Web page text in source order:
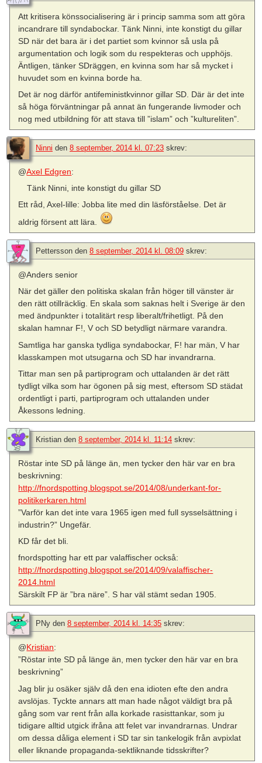
Att kritisera könssocialisering är i princip samma som att göra
incandrare till syndabockar. Tänk Ninni, inte konstigt du gillar
SD när det bara är i det partiet som kvinnor så usla på
argumentation och logik som du respekteras och upphöjs.
Äntligen, tänker SDräggen, en kvinna som har så mycket i
huvudet som en kvinna borde ha.
Det är nog därför antifeministkvinnor gillar SD. Där är det inte
så höga förväntningar på annat än fungerande livmoder och
nog med utbildning för att stava till ”islam” och ”kultureliten”.
Ninni den 8 september, 2014 kl. 07:23 skrev:
@Axel Edgren:
Tänk Ninni, inte konstigt du gillar SD
Ett råd, Axel-lille: Jobba lite med din läsförståelse. Det är
aldrig försent att lära.
Pettersson den 8 september, 2014 kl. 08:09 skrev:
@Anders senior
När det gäller den politiska skalan från höger till vänster är
den rätt otillräcklig. En skala som saknas helt i Sverige är den
med ändpunkter i totalitärt resp liberalt/frihetligt. På den
skalan hamnar F!, V och SD betydligt närmare varandra.
Samtliga har ganska tydliga syndabockar, F! har män, V har
klasskampen mot utsugarna och SD har invandrarna.
Tittar man sen på partiprogram och uttalanden är det rätt
tydligt vilka som har ögonen på sig mest, eftersom SD städat
ordentligt i parti, partiprogram och uttalanden under
Åkessons ledning.
Kristian den 8 september, 2014 kl. 11:14 skrev:
Röstar inte SD på länge än, men tycker den här var en bra
beskrivning:
http://fnordspotting.blogspot.se/2014/08/underkant-for-
politikerkaren.html
”Varför kan det inte vara 1965 igen med full sysselsättning i
industrin?” Ungefär.
KD får det bli.
fnordspotting har ett par valaffischer också:
http://fnordspotting.blogspot.se/2014/09/valaffischer-
2014.html
Särskilt FP är ”bra näre”. S har väl stämt sedan 1905.
PNy den 8 september, 2014 kl. 14:35 skrev:
@Kristian:
”Röstar inte SD på länge än, men tycker den här var en bra
beskrivning”
Jag blir ju osäker själv då den ena idioten efte den andra
avslöjas. Tyckte annars att man hade något väldigt bra på
gång som var rent från alla korkade rasisttankar, som ju
tidigare alltid utgick ifråna att felet var invandrarnas. Undrar
om dessa dåliga element i SD tar sin tankelogik från avpixlat
eller liknande propaganda-sektliknande tidsskrifter?